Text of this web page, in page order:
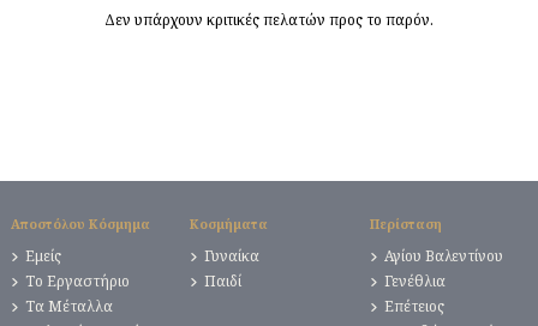
Δεν υπάρχουν κριτικές πελατών προς το παρόν.
Αποστόλου Κόσμημα
Εμείς
Το Εργαστήριο
Τα Μέταλλα
Κοσμήματα
Γυναίκα
Παιδί
Περίσταση
Αγίου Βαλεντίνου
Γενέθλια
Επέτειος